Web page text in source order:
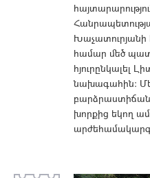
Խաչատուրյանի
համար մեծ
հյուրընկալել
նախագահին:
բարձրաստիճան
խորքից եկող